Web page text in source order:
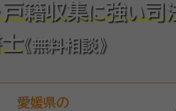
戸籍収集に強い司
《無料相談》
愛媛県の